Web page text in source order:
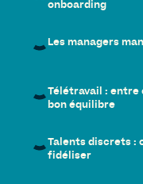
onboarding
Les managers
Télétravail :
bon équilibre
Talents discrets
fidéliser